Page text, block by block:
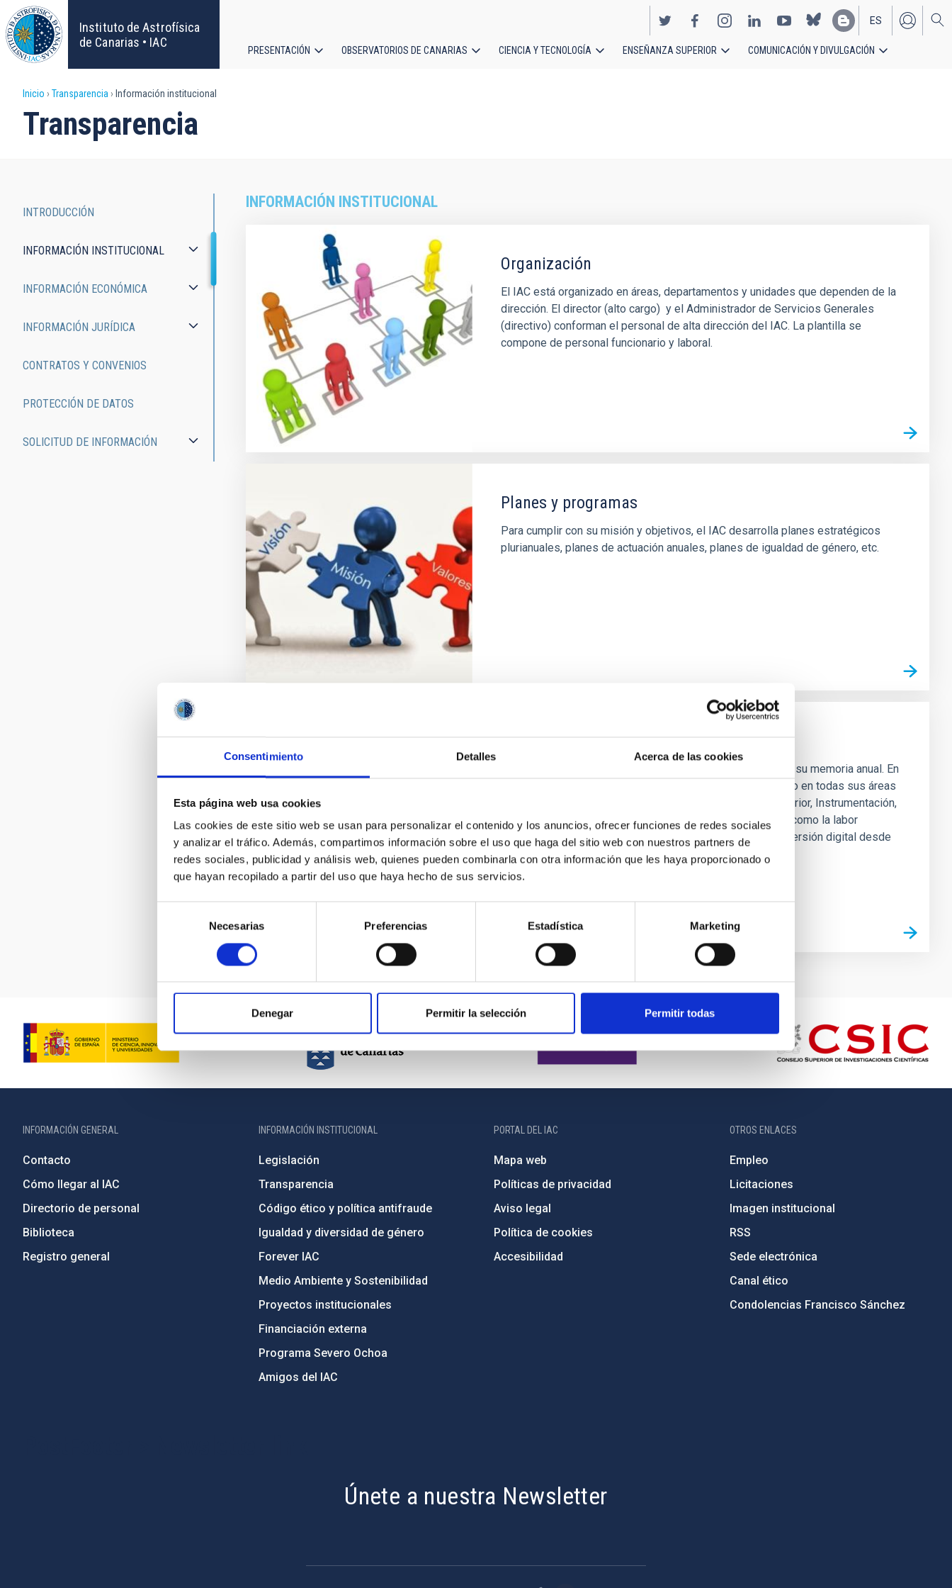
Consentimiento Detalles Acerca de las cookies
Esta página web usa cookies
Las cookies de este sitio web se usan para personalizar el contenido y los anuncios, ofrecer funciones de redes sociales
y analizar el tráfico. Además, compartimos información sobre el uso que haga del sitio web con nuestros partners de
redes sociales, publicidad y análisis web, quienes pueden combinarla con otra información que les haya proporcionado o
que hayan recopilado a partir del uso que haya hecho de sus servicios.
consentimiento
Necesarias Preferencias Estadística Marketing
Denegar Permitir la selección Permitir todas
Pasar
al
contenido
principal
Instituto de Astrofísica
de Canarias • IAC
EN
ES
PRESENTACIÓN OBSERVATORIOS DE CANARIAS CIENCIA Y TECNOLOGÍA ENSEÑANZA SUPERIOR COMUNICACIÓN Y DIVULGACIÓN
Sobrescribir
enlaces
la
navegación
Inicio Transparencia Información institucional
Transparencia
INFORMACIÓN INSTITUCIONAL
Organización
El IAC está organizado en áreas, departamentos y unidades que dependen de la
dirección. El director (alto cargo) y el Administrador de Servicios Generales
(directivo) conforman el personal de alta dirección del IAC. La plantilla se
compone de personal funcionario y laboral.
Planes y programas
Para cumplir con su misión y objetivos, el IAC desarrolla planes estratégicos
plurianuales, planes de actuación anuales, planes de igualdad de género, etc.
Memorias Anuales
Desde 1986, el Instituto de Astrofísica de Canarias publica su memoria anual. En
ella se recogen las actividades desarrolladas durante el año en todas sus áreas
y departamentos: Dirección, Investigación, Enseñanza Superior, Instrumentación,
Administración de Servicios Generales, Observatorios, así como la labor
realizada en el campo de la divulgación. Se dispone de la versión digital desde
1999.
INTRODUCCIÓN
INFORMACIÓN INSTITUCIONAL
INFORMACIÓN ECONÓMICA
INFORMACIÓN JURÍDICA
CONTRATOS Y CONVENIOS
PROTECCIÓN DE DATOS
SOLICITUD DE INFORMACIÓN
INFORMACIÓN GENERAL
Contacto
Cómo llegar al IAC
Directorio de personal
Biblioteca
Registro general
INFORMACIÓN INSTITUCIONAL
Legislación
Transparencia
Código ético y política antifraude
Igualdad y diversidad de género
Forever IAC
Medio Ambiente y Sostenibilidad
Proyectos institucionales
Financiación externa
Programa Severo Ochoa
Amigos del IAC
PORTAL DEL IAC
Mapa web
Políticas de privacidad
Aviso legal
Política de cookies
Accesibilidad
OTROS ENLACES
Empleo
Licitaciones
Imagen institucional
RSS
Sede electrónica
Canal ético
Condolencias Francisco Sánchez
Únete a nuestra Newsletter